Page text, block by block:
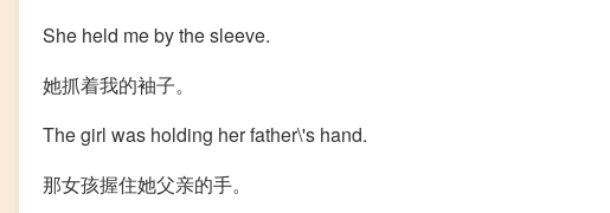
She held me by the sleeve.
她抓着我的袖子。
The girl was holding her father\'s hand.
那女孩握住她父亲的手。